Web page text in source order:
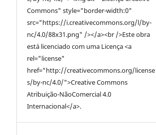
Commons" style="border-width:0"
src="https://i.creativecommons.org/l/by-
nc/4.0/88x31.png" /></a><br />Este obra
está licenciado com uma Licença <a
rel="license"
href="http://creativecommons.org/license
s/by-nc/4.0/">Creative Commons
Atribuição-NãoComercial 4.0
Internacional</a>.